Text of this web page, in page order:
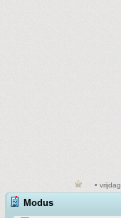
•
Modus